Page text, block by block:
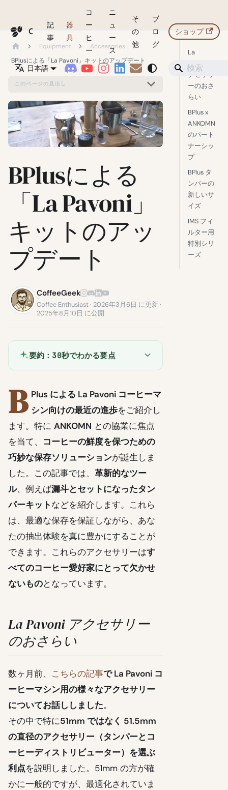
記
事
器
具
コ
ー
ヒ
ー
ニ
ュ
ー
ス
そ
の
他
ブ
ロ
グ
ショップ
日本語
Equipment
Accessories
BPlusによる「La Pavoni」キットのアップデート
このページの見出し
BPlusによる
「La Pavoni」
キットのアッ
プデート
CoffeeGeek
Coffee Enthusiast · 2026年3月6日 に更新 ·
2025年8月10日 に公開
要約：30秒でわかる要点
B Plus による La Pavoni コーヒーマ
シン向けの最近の進歩をご紹介し
ます。特に ANKOMN との協業に焦点
を当て、 コーヒーの鮮度を保つための
巧妙な保存ソリューションが誕生しま
した。この記事では、 革新的なツー
ル、例えば漏斗とセットになったタン
パーキットなどを紹介します。これら
は、最適な保存を保証しながら、あな
たの抽出体験を真に豊かにすることが
できます。これらのアクセサリーはす
べてのコーヒー愛好家にとって欠かせ
ないものとなっています。
La Pavoni アクセサリー
のおさらい
数ヶ月前、 こちらの記事で La Pavoni コ
ーヒーマシン用の様々なアクセサリー
についてお話ししました。
その中で特に51mm ではなく 51.5mm
の直径のアクセサリー（タンパーとコ
ーヒーディストリビューター）を選ぶ
利点を説明しました。51mm の方が確
かに一般的ですが、最適化されていま
La
Pavoni ア
クセサリ
ーのおさ
らい
BPlus x
ANKOMN
のパート
ナーシッ
プ
BPlus タ
ンパーの
新しいサ
イズ
IMS フィ
ルター用
特別シリ
ーズ